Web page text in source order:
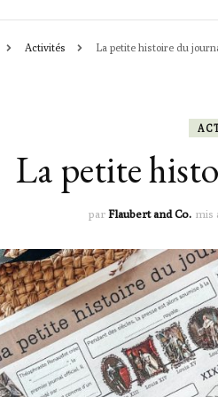
LEÇONS &
Activités La petite histoire du
La petite
parFlaubert and Co. mis